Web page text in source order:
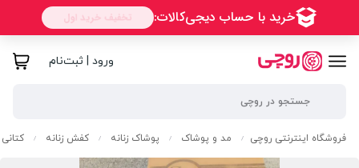
ورود | ثبت‌نام
فروشگاه اینترنتی روچی / مد و پوشاک / پوشاک زنانه / کفش زنانه / کتانی